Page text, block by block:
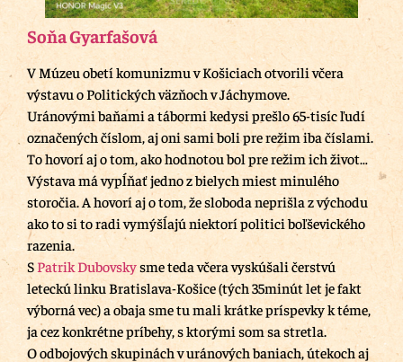
Soňa Gyarfašová
V Múzeu obetí komunizmu v Košiciach otvorili včera
výstavu o Politických väzňoch v Jáchymove.
Uránovými baňami a tábormi kedysi prešlo 65-tisíc ľudí
označených číslom, aj oni sami boli pre režim iba číslami.
To hovorí aj o tom, ako hodnotou bol pre režim ich život…
Výstava má vypĺňať jedno z bielych miest minulého
storočia. A hovorí aj o tom, že sloboda neprišla z východu
ako to si to radi vymýšĺajú niektorí politici boľševického
razenia.
S Patrik Dubovskysme teda včera vyskúšali čerstvú
leteckú linku Bratislava-Košice (tých 35minút let je fakt
výborná vec) a obaja sme tu mali krátke príspevky k téme,
ja cez konkrétne príbehy, s ktorými som sa stretla.
O odbojových skupinách v uránových baniach, útekoch aj